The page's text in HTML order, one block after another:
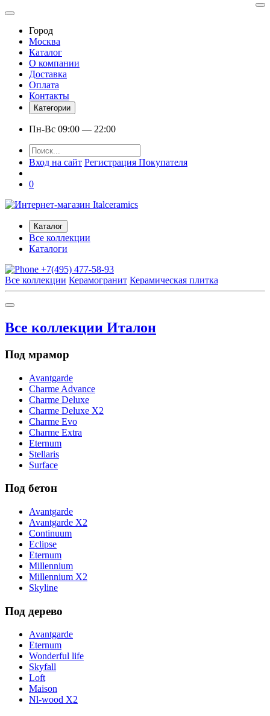
Город
Москва
Каталог
О компании
Доставка
Оплата
Контакты
Категории
Пн-Вс 09:00 — 22:00
Вход на сайт Регистрация Покупателя
0
Каталог
Все коллекции
Каталоги
+7(495) 477-58-93
Все коллекции Керамогранит Керамическая плитка
Все коллекции Италон
Под мрамор
Avantgarde
Charme Advance
Charme Deluxe
Charme Deluxe X2
Charme Evo
Charme Extra
Eternum
Stellaris
Surface
Под бетон
Avantgarde
Avantgarde X2
Continuum
Eclipse
Eternum
Millennium
Millennium X2
Skyline
Под дерево
Avantgarde
Eternum
Wonderful life
Skyfall
Loft
Maison
Nl-wood X2